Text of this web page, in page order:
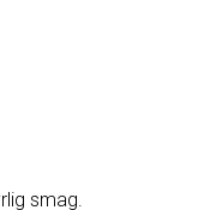
smag.